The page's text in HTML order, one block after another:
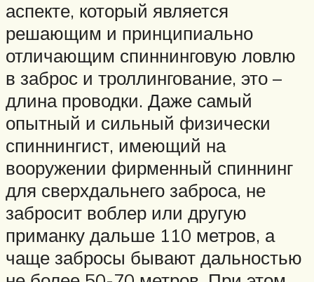
аспекте, который является
решающим и принципиально
отличающим спиннинговую ловлю
в заброс и троллингование, это –
длина проводки. Даже самый
опытный и сильный физически
спиннингист, имеющий на
вооружении фирменный спиннинг
для сверхдальнего заброса, не
забросит воблер или другую
приманку дальше 110 метров, а
чаще забросы бывают дальностью